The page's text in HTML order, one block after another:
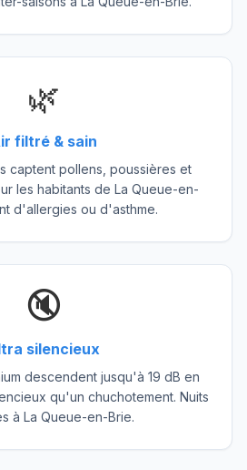
🌿
filtré & sain
captent pollens, poussières et
les habitants de La Queue-en-
d'allergies ou d'asthme.
🔇
silencieux
descendent jusqu'à 19 dB en
qu'un chuchotement. Nuits
à La Queue-en-Brie.